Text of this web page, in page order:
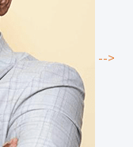
-->